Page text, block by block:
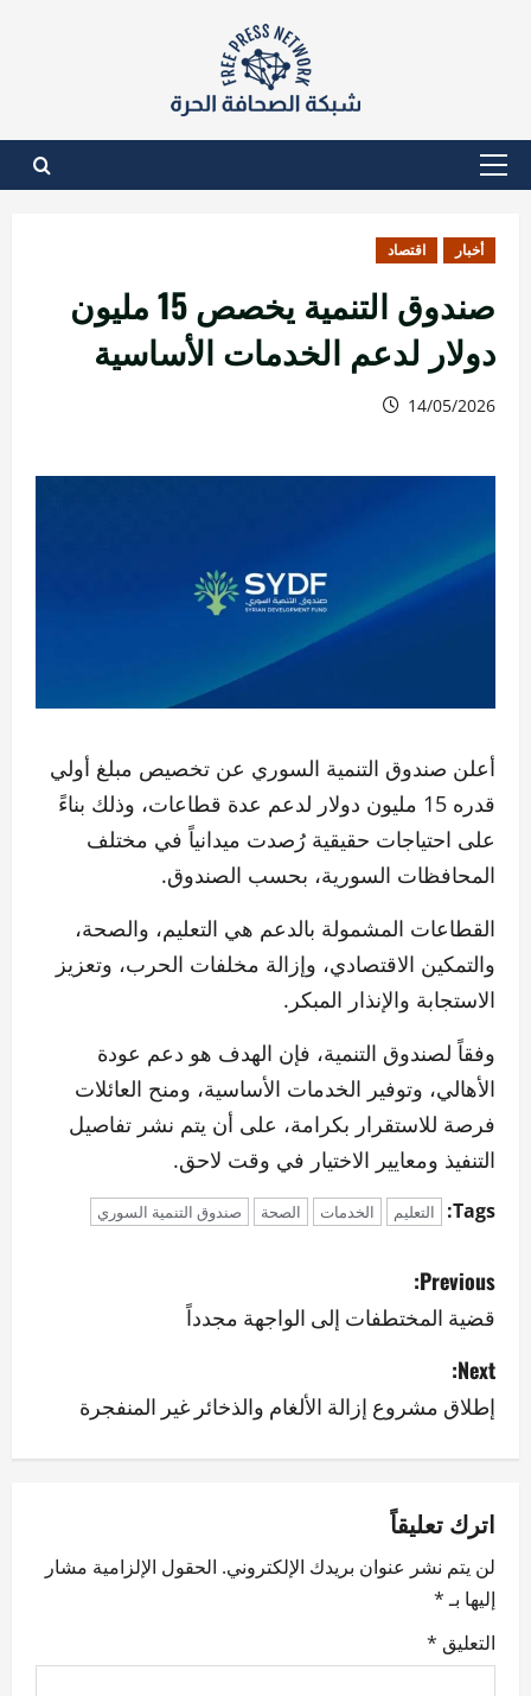
القائمة
أخبار اقتصاد
صندوق التنمية يخصص 15 مليون
دولار لدعم الخدمات الأساسية
14/05/2026
أعلن صندوق التنمية السوري عن تخصيص مبلغ أولي
قدره 15 مليون دولار لدعم عدة قطاعات، وذلك بناءً
على احتياجات حقيقية رُصدت ميدانياً في مختلف
المحافظات السورية، بحسب الصندوق.
القطاعات المشمولة بالدعم هي التعليم، والصحة،
والتمكين الاقتصادي، وإزالة مخلفات الحرب، وتعزيز
الاستجابة والإنذار المبكر.
وفقاً لصندوق التنمية، فإن الهدف هو دعم عودة
الأهالي، وتوفير الخدمات الأساسية، ومنح العائلات
فرصة للاستقرار بكرامة، على أن يتم نشر تفاصيل
التنفيذ ومعايير الاختيار في وقت لاحق.
Tags: التعليم الخدمات الصحة صندوق التنمية السوري
P
o
s
t
n
a
v
i
g
Previous:
قضية المختطفات إلى الواجهة مجدداً
Next:
إطلاق مشروع إزالة الألغام والذخائر غير المنفجرة
اترك تعليقاً
لن يتم نشر عنوان بريدك الإلكتروني. الحقول الإلزامية مشار
إليها بـ*
التعليق *